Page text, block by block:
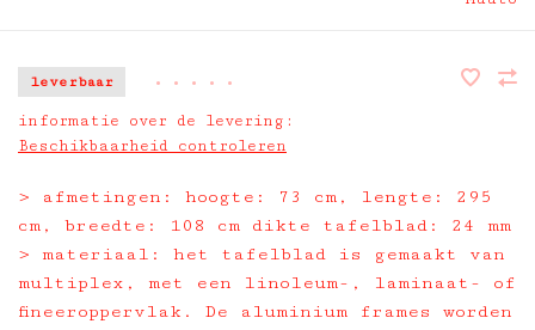
leverbaar • • • • •
informatie over de levering:
Beschikbaarheid controleren
> afmetingen: hoogte: 73 cm, lengte: 295
cm, breedte: 108 cm dikte tafelblad: 24 mm
> materiaal: het tafelblad is gemaakt van
multiplex, met een linoleum-, laminaat- of
fineeroppervlak. De aluminium frames worden